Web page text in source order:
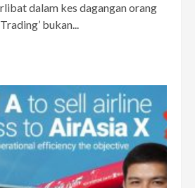
dalam kes dagangan orang
bukan...